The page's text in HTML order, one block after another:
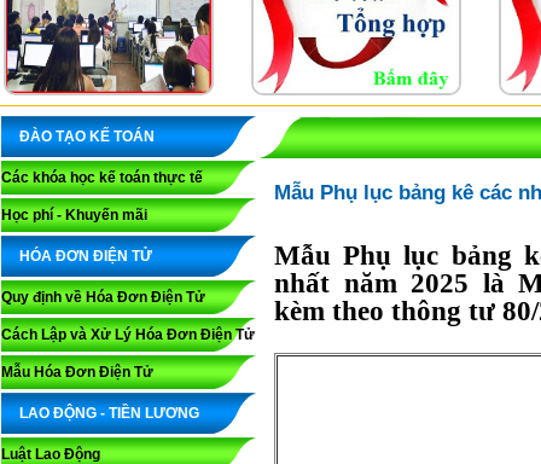
ĐÀO TẠO KẾ TOÁN
Các khóa học kế toán thực tế
Học phí - Khuyến mãi
HÓA ĐƠN ĐIỆN TỬ
Quy định về Hóa Đơn Điện Tử
Cách Lập và Xử Lý Hóa Đơn Điện Tử
Mẫu Hóa Đơn Điện Tử
LAO ĐỘNG - TIỀN LƯƠNG
Luật Lao Động
Mẫu Phụ lục bảng kê các
Mẫu Phụ lục bảng
nhất năm 2025 là
kèm theo thông tư